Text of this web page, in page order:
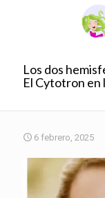
Los dos
El Cytotron en
6 febrero, 2025